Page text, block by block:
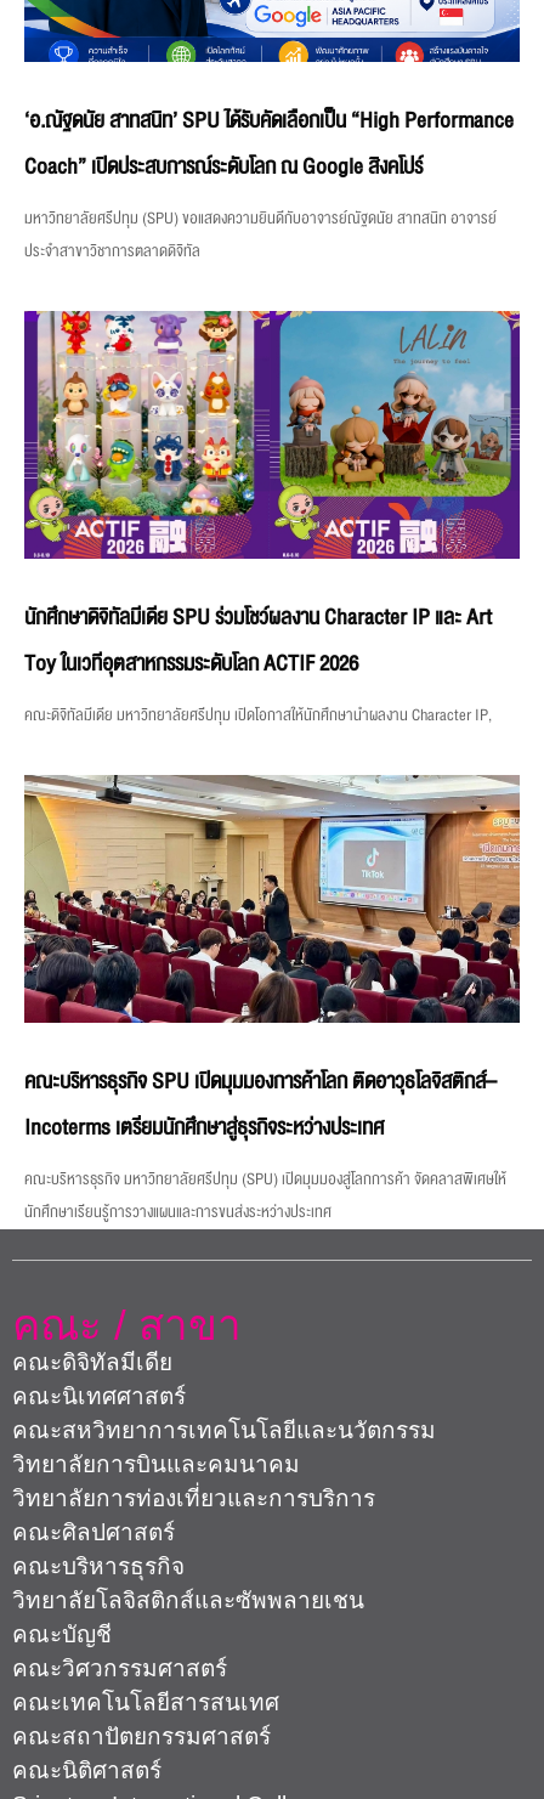
‘อ.ณัฐดนัย สาทสนิท’ SPU ได้รับคัดเลือกเป็น “High Performance
Coach” เปิดประสบการณ์ระดับโลก ณ Google สิงคโปร์
มหาวิทยาลัยศรีปทุม (SPU) ขอแสดงความยินดีกับอาจารย์ณัฐดนัย สาทสนิท อาจารย์
ประจำสาขาวิชาการตลาดดิจิทัล
นักศึกษาดิจิทัลมีเดีย SPU ร่วมโชว์ผลงาน Character IP และ Art
Toy ในเวทีอุตสาหกรรมระดับโลก ACTIF 2026
คณะดิจิทัลมีเดีย มหาวิทยาลัยศรีปทุม เปิดโอกาสให้นักศึกษานำผลงาน Character IP,
คณะบริหารธุรกิจ SPU เปิดมุมมองการค้าโลก ติดอาวุธโลจิสติกส์–
Incoterms เตรียมนักศึกษาสู่ธุรกิจระหว่างประเทศ
คณะบริหารธุรกิจ มหาวิทยาลัยศรีปทุม (SPU) เปิดมุมมองสู่โลกการค้า จัดคลาสพิเศษให้
นักศึกษาเรียนรู้การวางแผนและการขนส่งระหว่างประเทศ
คณะ / สาขา
คณะดิจิทัลมีเดีย
คณะนิเทศศาสตร์
คณะสหวิทยาการเทคโนโลยีและนวัตกรรม
วิทยาลัยการบินและคมนาคม
วิทยาลัยการท่องเที่ยวและการบริการ
คณะศิลปศาสตร์
คณะบริหารธุรกิจ
วิทยาลัยโลจิสติกส์และซัพพลายเชน
คณะบัญชี
คณะวิศวกรรมศาสตร์
คณะเทคโนโลยีสารสนเทศ
คณะสถาปัตยกรรมศาสตร์
คณะนิติศาสตร์